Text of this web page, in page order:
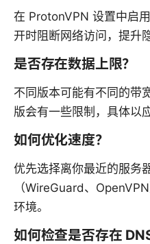
在 ProtonVPN 设置中启
开时阻断网络访问，提升
是否存在数据上限？
不同版本可能有不同的带
版会有一些限制，具体以
如何优化速度？
优先选择离你最近的服务
（WireGuard、
环境。
如何检查是否存在